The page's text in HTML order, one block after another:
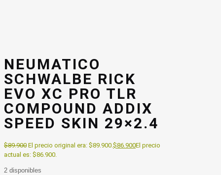
NEUMATICO
SCHWALBE RICK
EVO XC PRO TLR
COMPOUND ADDIX
SPEED SKIN 29×2.4
$89.900 El precio original era: $89.900.$86.900El precio
actual es: $86.900.
2 disponibles